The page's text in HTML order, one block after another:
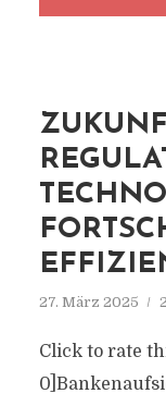
27. März 2025
Click to rate